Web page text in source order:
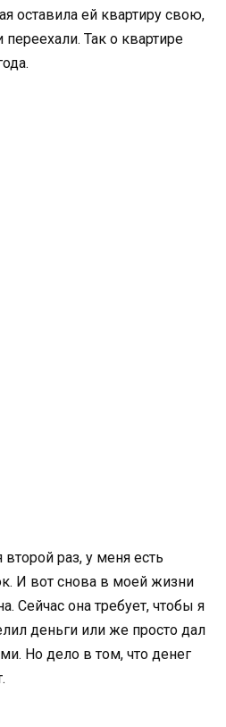
оставила ей квартиру свою,
Так о квартире
раз, у меня есть
И вот снова в моей жизни
Сейчас она требует, чтобы я
деньги или же просто дал
Но дело в том, что денег